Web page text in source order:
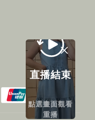
直播結束
點選畫面觀看
重播